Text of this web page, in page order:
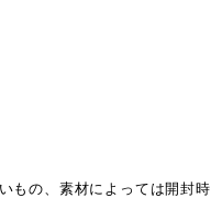
もの、素材によっては開封時